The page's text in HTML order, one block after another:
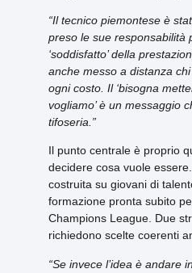
“Il tecnico piemontese è
preso le sue responsabilità
‘soddisfatto’ della
anche messo a distanza
ogni costo. Il ‘bisogna
vogliamo’ è un messaggio
tifoseria.”
Il punto centrale è proprio
decidere cosa vuole
costruita su giovani di
formazione pronta subito
Champions League. Due
richiedono scelte coerenti
“Se invece l’idea è andare